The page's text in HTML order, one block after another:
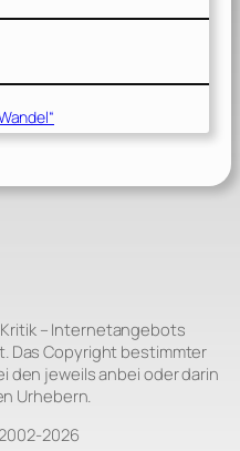
– Internetangebots
Das Copyright bestimmter
den jeweils anbei oder darin
Urhebern.